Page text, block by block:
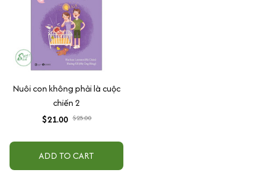
Nuôi con không phải là cuộc
chiến 2
$21.00 $25.00
ADD TO CART